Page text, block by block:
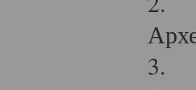
3.